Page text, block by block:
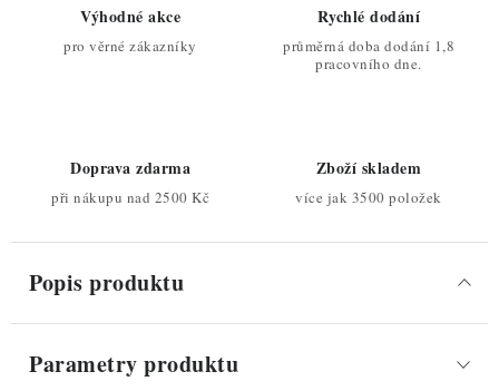
Výhodné akce
pro věrné zákazníky
Rychlé dodání
průměrná doba dodání 1,8
pracovního dne.
Doprava zdarma
při nákupu nad 2500 Kč
Zboží skladem
více jak 3500 položek
Popis produktu
Parametry produktu